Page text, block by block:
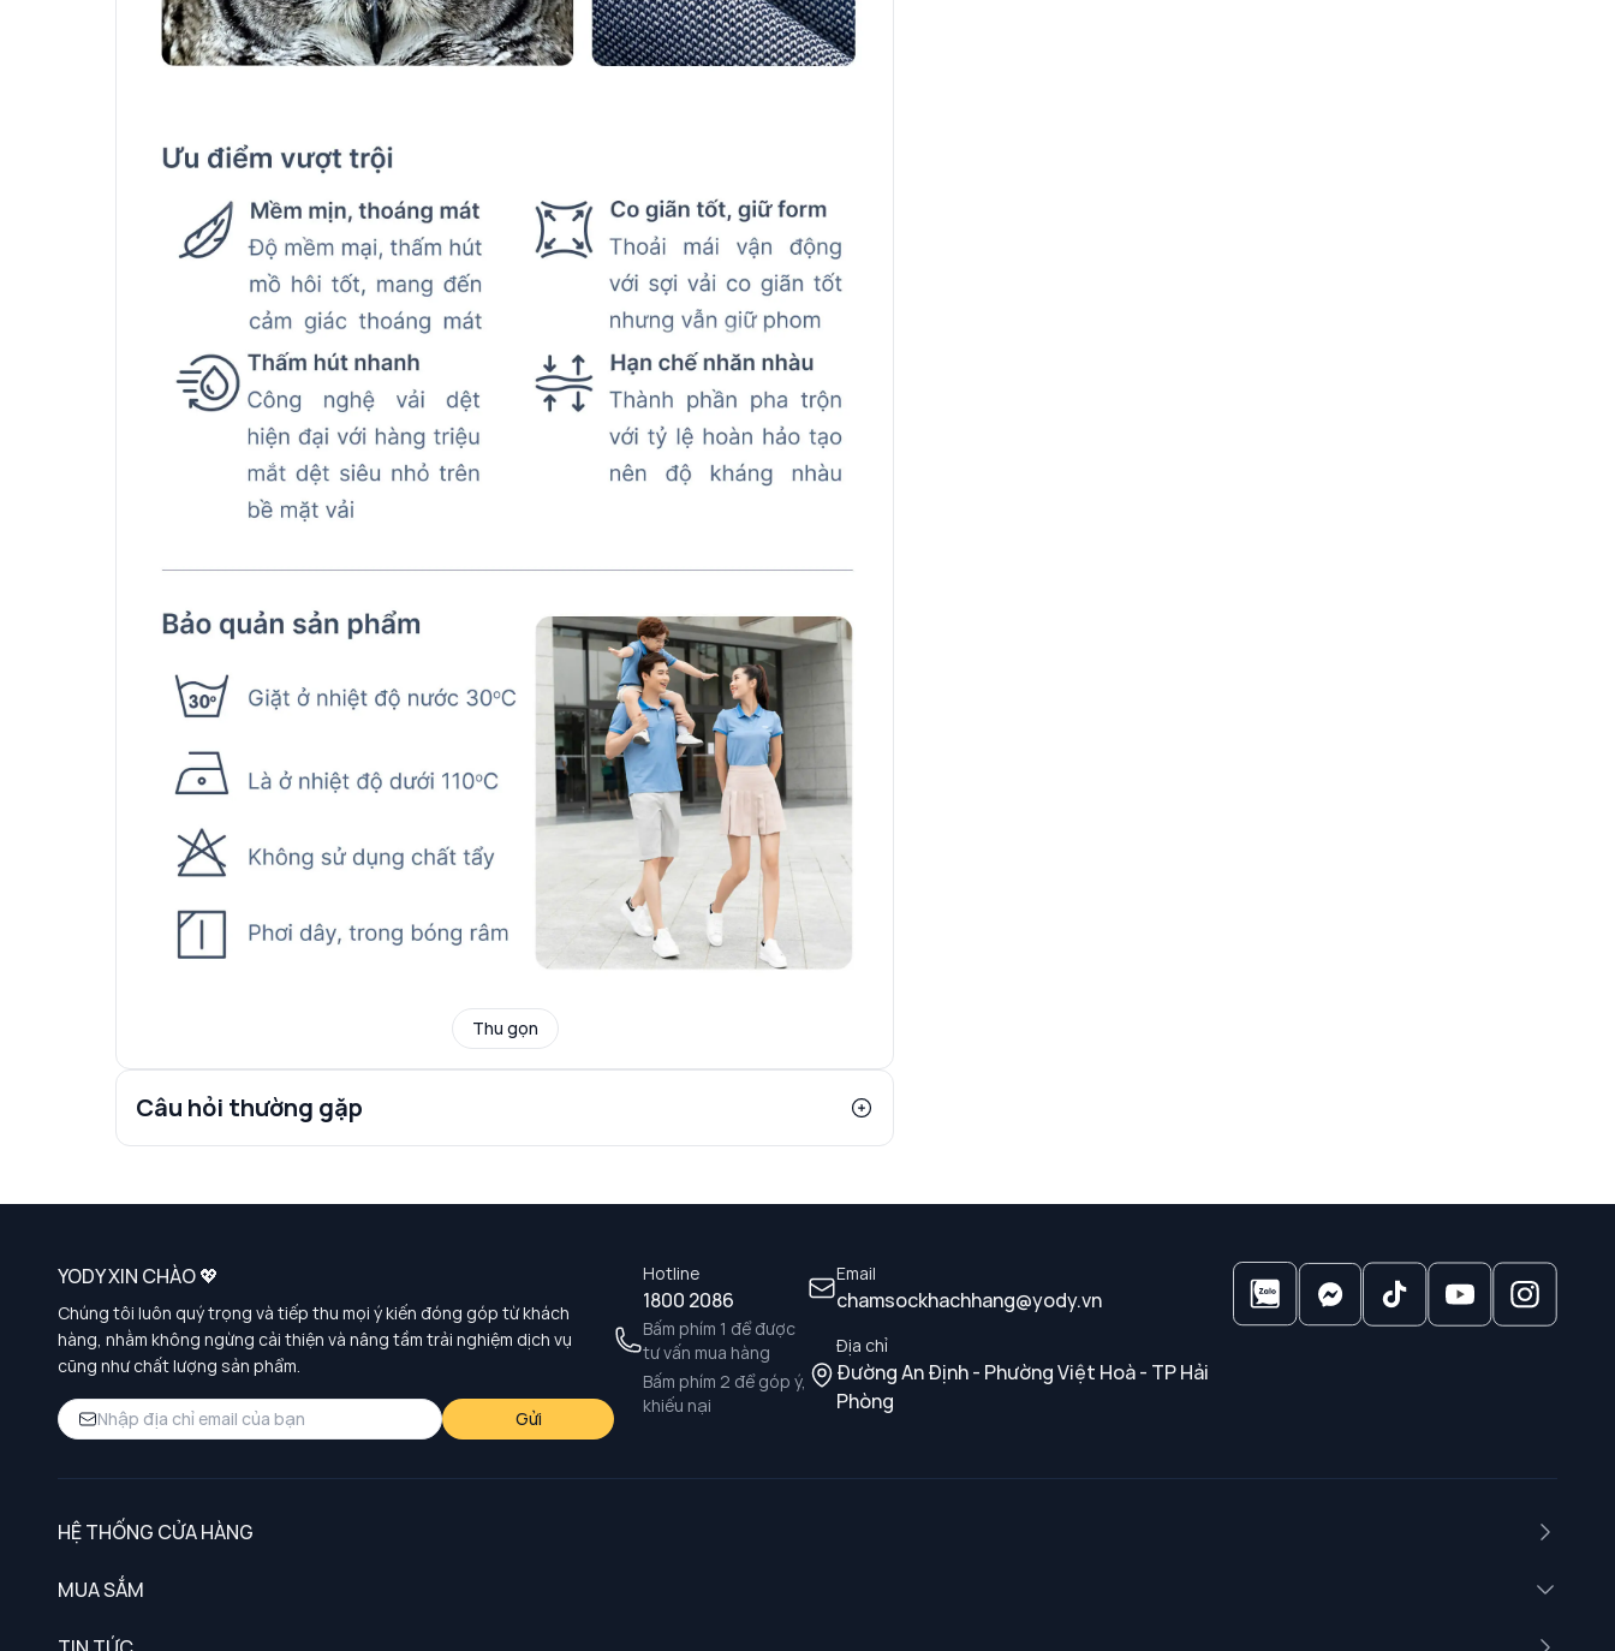
Thu gọn
Câu hỏi thường gặp
Hotline
1800 2086
Bấm phím 1 để được
tư vấn mua hàng
Bấm phím 2 để góp ý,
khiếu nại
Email
chamsockhachhang@yody.vn
Địa chỉ
Đường An Định - Phường Việt Hoà - TP Hải
Phòng
YODY XIN CHÀO 💖
Chúng tôi luôn quý trọng và tiếp thu mọi ý kiến đóng góp từ khách
hàng, nhằm không ngừng cải thiện và nâng tầm trải nghiệm dịch vụ
cũng như chất lượng sản phẩm.
Gửi
HỆ THỐNG CỬA HÀNG
MUA SẮM